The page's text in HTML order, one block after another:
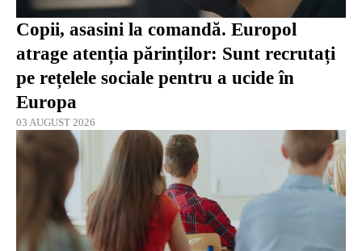
Copii, asasini la comandă. Europol
atrage atenția părinților: Sunt recrutați
pe rețelele sociale pentru a ucide în
Europa
03 AUGUST 2026